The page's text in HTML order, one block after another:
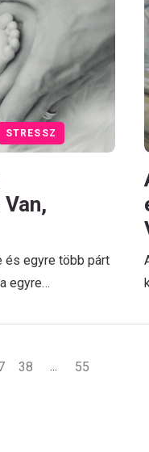
STRESSZ
és egyre több párt
egyre…
38 … 55